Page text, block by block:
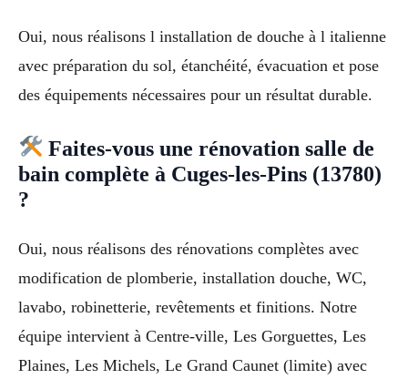
Oui, nous réalisons l installation de douche à l italienne
avec préparation du sol, étanchéité, évacuation et pose
des équipements nécessaires pour un résultat durable.
Faites-vous une rénovation salle de
bain complète à Cuges-les-Pins (13780)
?
Oui, nous réalisons des rénovations complètes avec
modification de plomberie, installation douche, WC,
lavabo, robinetterie, revêtements et finitions. Notre
équipe intervient à Centre-ville, Les Gorguettes, Les
Plaines, Les Michels, Le Grand Caunet (limite) avec